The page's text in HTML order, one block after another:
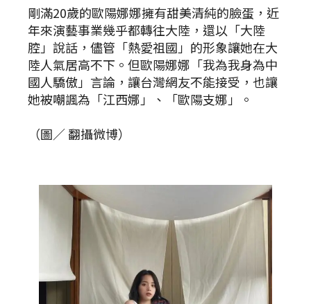
剛滿20歲的歐陽娜娜擁有甜美清純的臉蛋，近
年來演藝事業幾乎都轉往大陸，還以「大陸
腔」說話，儘管「熱愛祖國」的形象讓她在大
陸人氣居高不下。但歐陽娜娜「我為我身為中
國人驕傲」言論，讓台灣網友不能接受，也讓
她被嘲諷為「江西娜」、「歐陽支娜」。
（圖／ 翻攝微博）